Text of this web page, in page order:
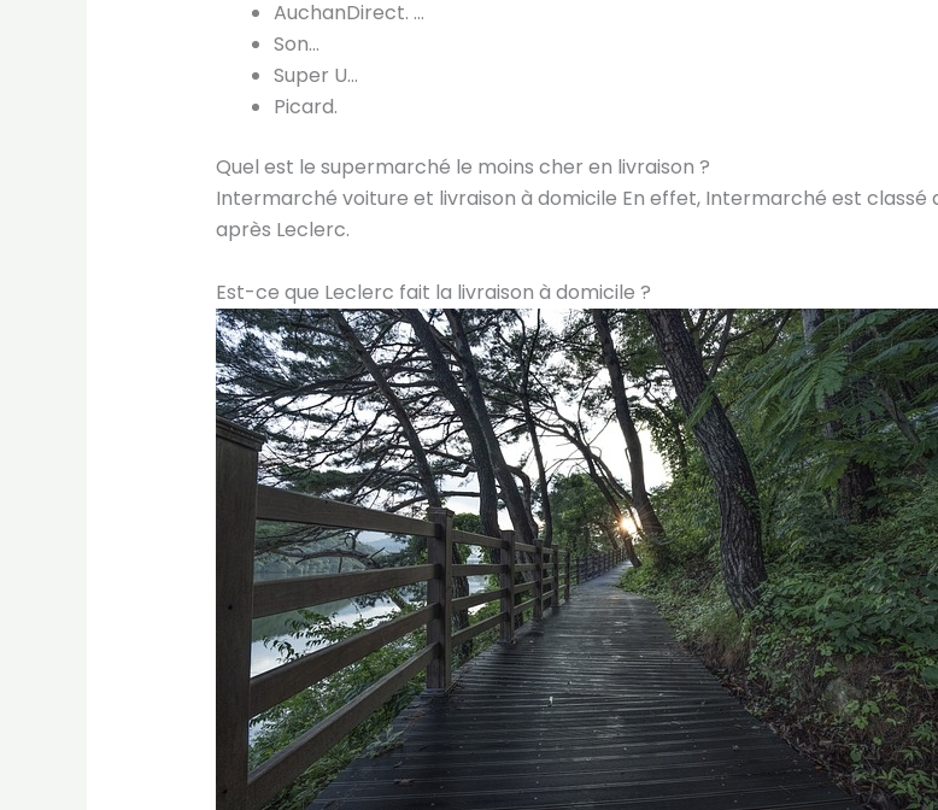
AuchanDirect. …
Son…
Super U…
Picard.
Quel est le supermarché le moins cher en livraison ?
Intermarché voiture et livraison à domicile En effet, Intermarché est
après Leclerc.
Est-ce que Leclerc fait la livraison à domicile ?